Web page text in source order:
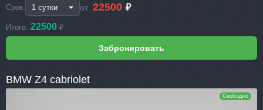
Срок: от 22500 ₽
Итого: 22500 ₽
BMW Z4 cabriolet
Свободно